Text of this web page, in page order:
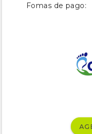
Fomas de pago: